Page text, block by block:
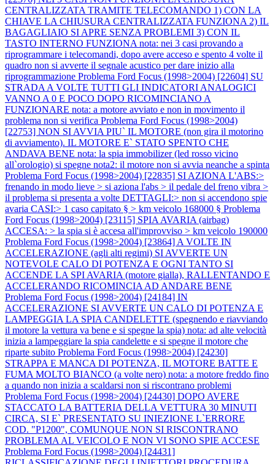
CENTRALIZZATA TRAMITE TELECOMANDO 1) CON LA
CHIAVE LA CHIUSURA CENTRALIZZATA FUNZIONA 2) IL
BAGAGLIAIO SI APRE SENZA PROBLEMI 3) CON IL
TASTO INTERNO FUNZIONA nota: nei 3 casi provando a
riprogrammare i telecomandi, dopo avere acceso e spento 4 volte il
quadro non si avverte il segnale acustico per dare inizio alla
riprogrammazione Problema Ford Focus (1998>2004) [22604] SU
STRADA A VOLTE TUTTI GLI INDICATORI ANALOGICI
VANNO A 0 E POCO DOPO RICOMINCIANO A
FUNZIONARE nota: a motore avviato e non in movimento il
problema non si verifica Problema Ford Focus (1998>2004)
[22753] NON SI AVVIA PIU` IL MOTORE (non gira il motorino
di avviamento). IL MOTORE E` STATO SPENTO CHE
ANDAVA BENE nota: la spia immobilizer (led rosso vicino
all`orologio) si spegne nota2: il motore non si avvia neanche a spinta
Problema Ford Focus (1998>2004) [22835] SI AZIONA L'ABS:>
frenando in modo lieve > si aziona l'abs > il pedale del freno vibra >
il problema si presenta a volte DETTAGLI:> non si accendono spie
avaria CASI:> 1 caso capitato § > km veicolo 168000 § Problema
Ford Focus (1998>2004) [23115] SPIA AVARIA (airbag)
ACCESA: > la spia si è accesa all'improvviso > km veicolo 190000
Problema Ford Focus (1998>2004) [23864] A VOLTE IN
ACCELERAZIONE (agli alti regimi) SI AVVERTE UN
NOTEVOLE CALO DI POTENZA E OGNI TANTO SI
ACCENDE LA SPI AVARIA (motore gialla), RALLENTANDO E
ACCELERANDO RICOMINCIA AD ANDARE BENE
Problema Ford Focus (1998>2004) [24184] IN
ACCELERAZIONE SI AVVERTE UN CALO DI POTENZA E
LAMPEGGIA LA SPIA CANDELETTE (spegnendo e riavviando
il motore la vettura va bene e si spegne la spia) nota: ad alte velocità
inizia a lampeggiare la spia candelette e si spegne il motore che
riparte subito Problema Ford Focus (1998>2004) [24230]
STRAPPA E MANCA DI POTENZA, IL MOTORE BATTE E
FUMA MOLTO BIANCO (a volte nero) nota: a motore freddo fino
a quando non inizia a scaldarsi non si riscontrano problemi
Problema Ford Focus (1998>2004) [24430] DOPO AVERE
STACCATO LA BATTERIA DELLA VETTURA 30 MINUTI
CIRCA, SI E` PRESENTATO SU INIEZIONE L`ERRORE
COD. "P1200", COMUNQUE NON SI RISCONTRANO
PROBLEMA AL VEICOLO E NON VI SONO SPIE ACCESE
Problema Ford Focus (1998>2004) [24431]